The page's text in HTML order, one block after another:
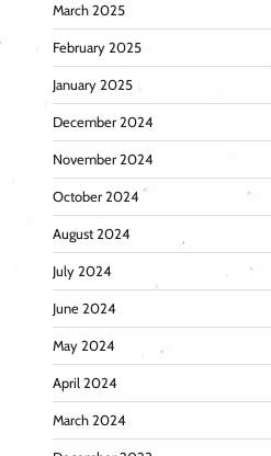
March 2025
February 2025
January 2025
December 2024
November 2024
October 2024
August 2024
July 2024
June 2024
May 2024
April 2024
March 2024